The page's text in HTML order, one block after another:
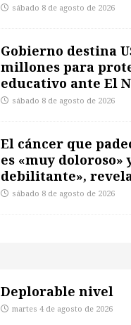
sábado 8 de agosto de 2026
Gobierno destina
millones para
educativo ante El
sábado 8 de agosto de 2026
El cáncer que
es «muy doloroso»
debilitante»,
sábado 8 de agosto de 2026
Deplorable nivel
martes 4 de agosto de 2026